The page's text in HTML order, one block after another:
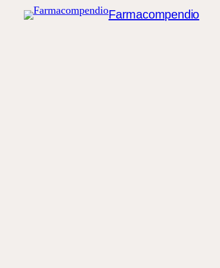
Farmacompendio